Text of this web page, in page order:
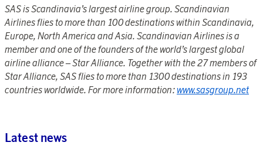
SAS is Scandinavia’s largest airline group. Scandinavian
Airlines flies to more than 100 destinations within Scandinavia,
Europe, North America and Asia. Scandinavian Airlines is a
member and one of the founders of the world’s largest global
airline alliance – Star Alliance. Together with the 27 members of
Star Alliance, SAS flies to more than 1300 destinations in 193
countries worldwide. For more information: www.sasgroup.net
Latest news